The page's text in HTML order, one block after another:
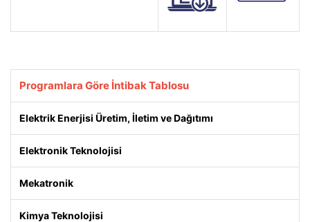
Programlara Göre İntibak Tablosu
Elektrik Enerjisi Üretim, İletim ve Dağıtımı
Elektronik Teknolojisi
Mekatronik
Kimya Teknolojisi